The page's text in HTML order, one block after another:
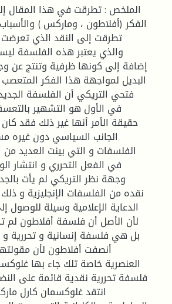
الملخص : تطرقت في هذا المقال
الفكر (أفلاطون ، وماركس )
تطرقت إلى النقد الذي
والذي يعتبر هذه الفلسفة
إضافة إلى كونها ظرفية وتنتج عن
البديل لمواجهة هذا الفكر
فتحي التريكي أن الفلسفة
في الأول هو التشهير
حقيقة الأمر أنها غير ذلك فقد
الجانب السياسي دون
الفلسفات و التي بينت العديد
في الفعل التحرري و انتشار
وجهة نظر التريكي لم يأت
نقده من الفلسفات الإنجليزية و
الدعاية الإعلامية وسيلة
لأن الأصل أن فلسفة أفلاطون لم
بل هي فلسفة إنسانية و تحررية
أنصفت أفلاطون لأن
العنصرية خاصة تلك جاء بها
فلسفة تحررية نقدية قائمة على
انتقد غلوكسمان كارل